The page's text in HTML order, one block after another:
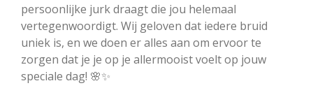
persoonlijke jurk draagt die jou helemaal
vertegenwoordigt. Wij geloven dat iedere bruid
uniek is, en we doen er alles aan om ervoor te
zorgen dat je je op je allermooist voelt op jouw
speciale dag! 🌸✨